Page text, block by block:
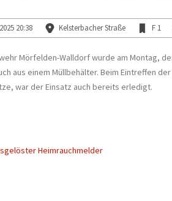
20:38 Kelsterbacher Straße F 1
Mörfelden-Walldorf wurde am Montag,
aus einem Müllbehälter. Beim Eintreffen
war der Einsatz auch bereits erledigt.
Heimrauchmelder